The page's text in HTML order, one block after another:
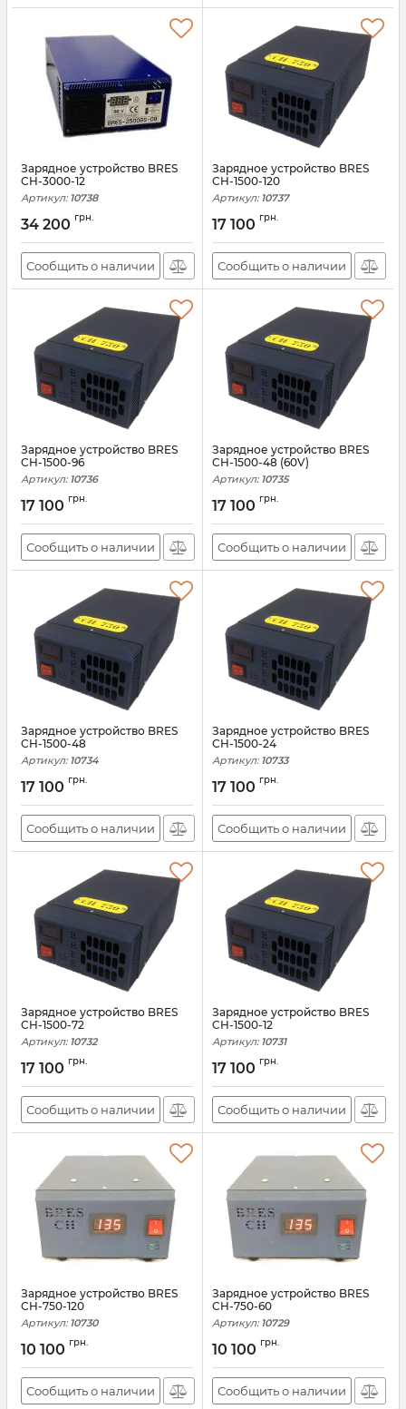
Зарядное устройство BRES
CH-3000-12
Артикул: 10738
34 200 грн.
Сообщить о наличии
Зарядное устройство BRES
CH-1500-120
Артикул: 10737
17 100 грн.
Сообщить о наличии
Зарядное устройство BRES
CH-1500-96
Артикул: 10736
17 100 грн.
Сообщить о наличии
Зарядное устройство BRES
CH-1500-48 (60V)
Артикул: 10735
17 100 грн.
Сообщить о наличии
Зарядное устройство BRES
CH-1500-48
Артикул: 10734
17 100 грн.
Сообщить о наличии
Зарядное устройство BRES
CH-1500-24
Артикул: 10733
17 100 грн.
Сообщить о наличии
Зарядное устройство BRES
CH-1500-72
Артикул: 10732
17 100 грн.
Сообщить о наличии
Зарядное устройство BRES
CH-1500-12
Артикул: 10731
17 100 грн.
Сообщить о наличии
Зарядное устройство BRES
CH-750-120
Артикул: 10730
10 100 грн.
Сообщить о наличии
Зарядное устройство BRES
CH-750-60
Артикул: 10729
10 100 грн.
Сообщить о наличии